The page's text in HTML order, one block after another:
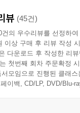
감정이 ‘틀린 것’이
문이죠.
이의 절반만 사랑했습
. 내가 뭐랬어?”
워서 하는 말이죠. 저
뷰 (45건)
건의 우수리뷰를 선정하
이상 구매 후 리뷰 작성 시
다운로드 후 작성한 리
첫번째 회차 주문확정
모임으로 진행된 클래
이백, CD/LP, DVD/Blu-